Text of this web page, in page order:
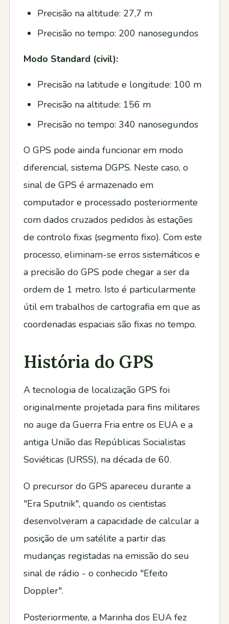
Precisão na altitude: 27,7 m
Precisão no tempo: 200 nanosegundos
Modo Standard (civil):
Precisão na latitude e longitude: 100 m
Precisão na altitude: 156 m
Precisão no tempo: 340 nanosegundos
O GPS pode ainda funcionar em modo
diferencial, sistema DGPS. Neste caso, o
sinal de GPS é armazenado em
computador e processado posteriormente
com dados cruzados pedidos às estações
de controlo fixas (segmento fixo). Com este
processo, eliminam-se erros sistemáticos e
a precisão do GPS pode chegar a ser da
ordem de 1 metro. Isto é particularmente
útil em trabalhos de cartografia em que as
coordenadas espaciais são fixas no tempo.
História do GPS
A tecnologia de localização GPS foi
originalmente projetada para fins militares
no auge da Guerra Fria entre os EUA e a
antiga União das Repúblicas Socialistas
Soviéticas (URSS), na década de 60.
O precursor do GPS apareceu durante a
"Era Sputnik", quando os cientistas
desenvolveram a capacidade de calcular a
posição de um satélite a partir das
mudanças registadas na emissão do seu
sinal de rádio - o conhecido "Efeito
Doppler".
Posteriormente, a Marinha dos EUA fez